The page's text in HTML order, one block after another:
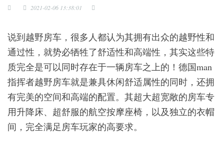
2021-02-06 13:38:01
说到越野房车，很多人都认为其拥有出众的越野性和
通过性，就势必牺牲了舒适性和高端性，其实这些特
质完全是可以同时存在于一辆房车之上的！德国man
指挥者越野房车就是兼具休闲舒适属性的同时，还拥
有完美的空间和高端的配置。其超大超宽敞的房车专
用升降床、超舒服的航空按摩座椅，以及独立的衣帽
间，完全满足房车玩家的高要求。